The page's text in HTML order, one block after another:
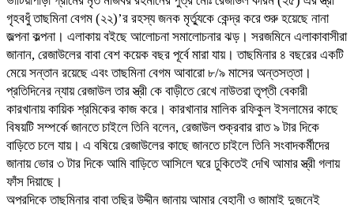
গৃহবধুঁ তাছমিনা বেগম (২২)’র রহস্য জনক মৃর্ত্যুকে কেন্দ্র করে শুরু হয়েছে নানা
জল্পনা কল্পনা। এলাকায় বইছে আলোচনা সমালোচনার ঝড়। সরজমিনে এলাকাবাসীরা
জানান, রেজাউলের বাবা বেশ কয়েক বছর পূর্বে মারা যায়। তাছমিনার ৪ বছরের একটি
মেয়ে সন্তান রয়েছে এবং তাছমিনা বেগম আবারো ৮/৯ মাসের অন্তসত্তা।
প্রতিদিনের ন্যায় রেজাউল তার স্ত্রী কে বাড়ীতে রেখে নাউতরা তৃপ্তী বেকারী
কারখানায় কায়িক শ্রমিকের কাজ করে। কারখানার মালিক রফিকুল ইসলামের কাছে
বিষয়টি সম্পর্কে জানতে চাইলে তিনি বলেন, রেজাউল শুক্রবার রাত ৯ টার দিকে
বাড়িতে চলে যায়। এ বষিয়ে রেজাউলের কাছে জানতে চাইলে তিনি সংবাদকর্মীদের
জানায় ভোর ৩ টার দিকে আমি বাড়িতে আসিলে ঘরে ঢুকিতেই দেখি আমার স্ত্রী গলায়
ফাঁস দিয়াছে।
অপরদিকে তাছমিনার বাবা তছির উদ্দীন জানায় আমার বেহানী ও জামাই দুজনেই